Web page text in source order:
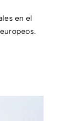
en el